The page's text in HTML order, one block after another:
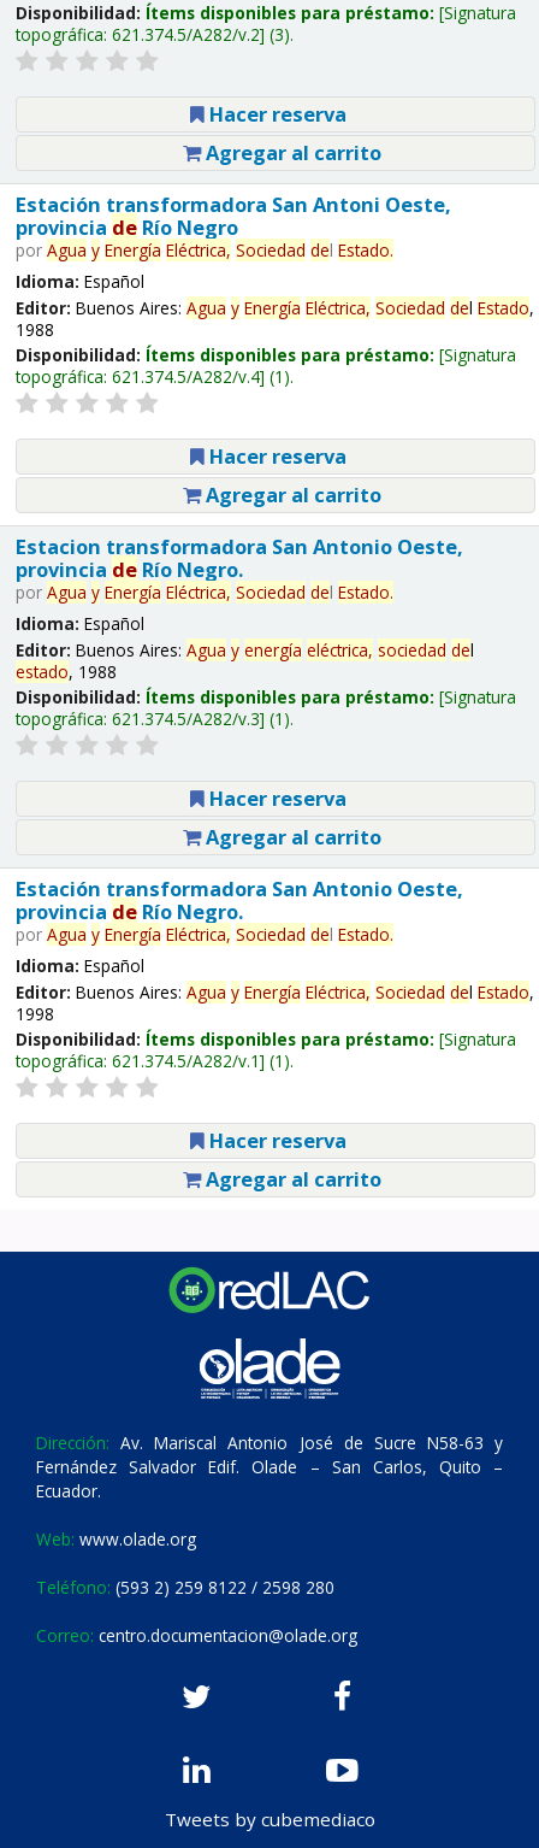
Disponibilidad: Ítems disponibles para préstamo: Signatura
topográfica: 621.374.5/A282/v.2 (3).
Hacer reserva
Agregar al carrito
Estación transformadora San Antoni Oeste,
provincia deRío Negro
por Agua y Energía Eléctrica, Sociedad del Estado.
Idioma: Español
Editor: Buenos Aires: Agua y Energía Eléctrica, Sociedad del Estado,
1988
Disponibilidad: Ítems disponibles para préstamo: Signatura
topográfica: 621.374.5/A282/v.4 (1).
Hacer reserva
Agregar al carrito
Estacion transformadora San Antonio Oeste,
provincia deRío Negro.
por Agua y Energía Eléctrica, Sociedad del Estado.
Idioma: Español
Editor: Buenos Aires: Agua y energía eléctrica, sociedad del
estado, 1988
Disponibilidad: Ítems disponibles para préstamo: Signatura
topográfica: 621.374.5/A282/v.3 (1).
Hacer reserva
Agregar al carrito
Estación transformadora San Antonio Oeste,
provincia deRío Negro.
por Agua y Energía Eléctrica, Sociedad del Estado.
Idioma: Español
Editor: Buenos Aires: Agua y Energía Eléctrica, Sociedad del Estado,
1998
Disponibilidad: Ítems disponibles para préstamo: Signatura
topográfica: 621.374.5/A282/v.1 (1).
Hacer reserva
Agregar al carrito
Dirección: Av. Mariscal Antonio José de Sucre N58-63 y
Fernández Salvador Edif. Olade – San Carlos, Quito –
Ecuador.
Web: www.olade.org
Teléfono: (593 2) 259 8122 / 2598 280
Correo: centro.documentacion@olade.org
Tweets by cubemediaco